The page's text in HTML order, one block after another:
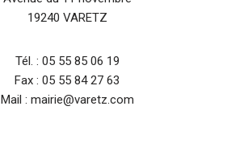
19240 VARETZ
Tél. : 05 55 85 06 19
Fax : 05 55 84 27 63
Mail : mairie@varetz.com